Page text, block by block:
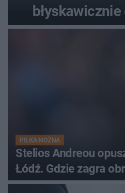
uciążliwe
PIŁKA NOŻNA
Stelios Andreou
Łódź. Gdzie zagra